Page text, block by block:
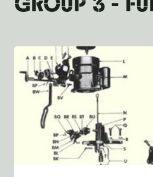
GROUP 3 -